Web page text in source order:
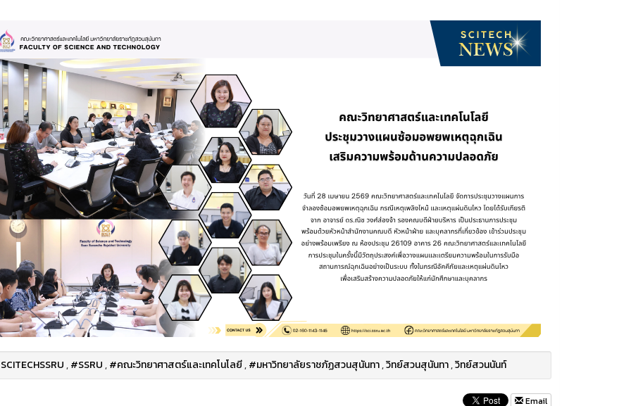
,#SSRU,#คณะวิทยาศาสตร์และเทคโนโลยี,#มหาวิทยาลัยราชภัฏสวนสุนันทา,วิทย์สวนสุนันทา,วิทย์สวนนันท์
Email